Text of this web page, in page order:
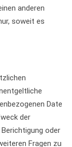
anderen
soweit es
Daten,
der
oder
Fragen zum